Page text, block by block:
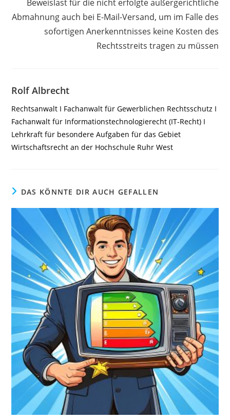
Beweislast für die nicht erfolgte außergerichtliche
Abmahnung auch bei E-Mail-Versand, um im Falle des
sofortigen Anerkenntnisses keine Kosten des
Rechtsstreits tragen zu müssen
Rolf Albrecht
Rechtsanwalt I Fachanwalt für Gewerblichen Rechtsschutz I
Fachanwalt für Informationstechnologierecht (IT-Recht) I
Lehrkraft für besondere Aufgaben für das Gebiet
Wirtschaftsrecht an der Hochschule Ruhr West
DAS KÖNNTE DIR AUCH GEFALLEN